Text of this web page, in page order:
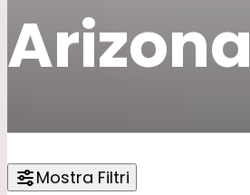
Arizona
Mostra Filtri